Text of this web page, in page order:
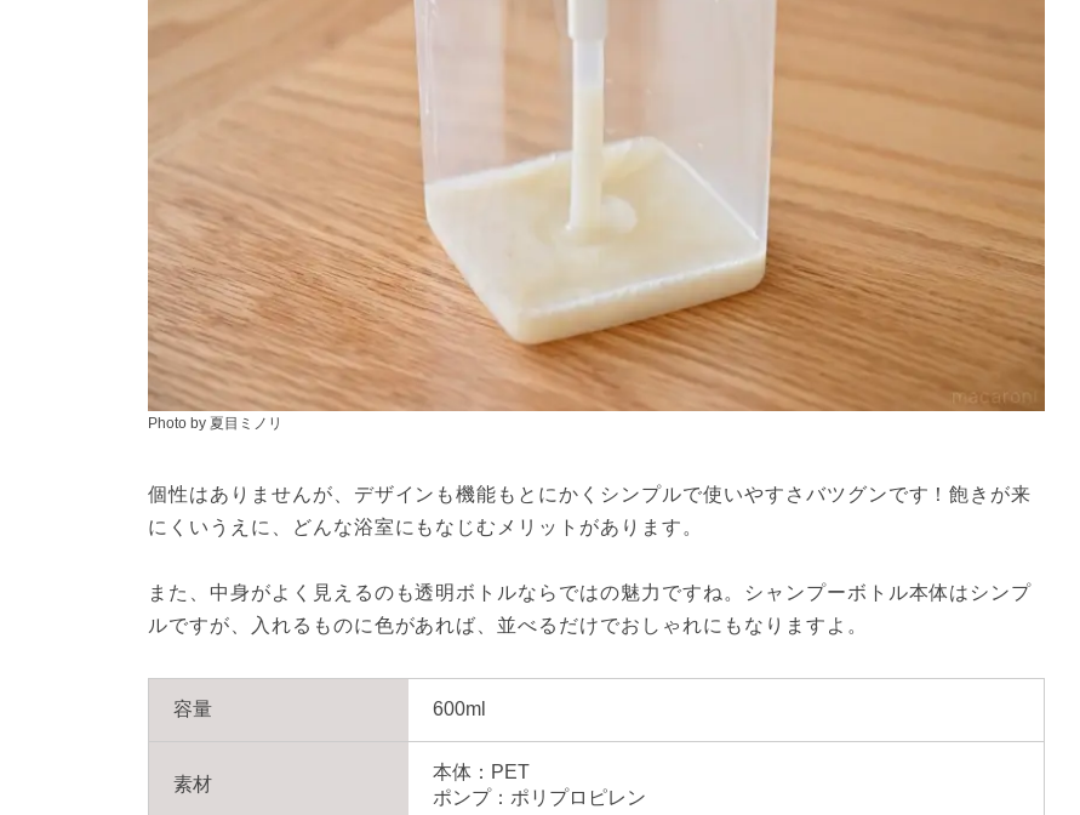
Photo by 夏目ミノリ
個性はありませんが、デザインも機能もとにかくシンプルで使いやすさバツグンです！飽きが来
にくいうえに、どんな浴室にもなじむメリットがあります。
また、中身がよく見えるのも透明ボトルならではの魅力ですね。シャンプーボトル本体はシンプ
ルですが、入れるものに色があれば、並べるだけでおしゃれにもなりますよ。
容量 600ml
素材
本体：PET
ポンプ：ポリプロピレン